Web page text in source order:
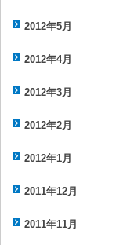
2012年5月
2012年4月
2012年3月
2012年2月
2012年1月
2011年12月
2011年11月